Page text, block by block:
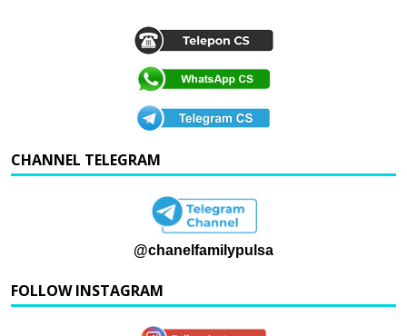
CHANNEL TELEGRAM
@chanelfamilypulsa
FOLLOW INSTAGRAM